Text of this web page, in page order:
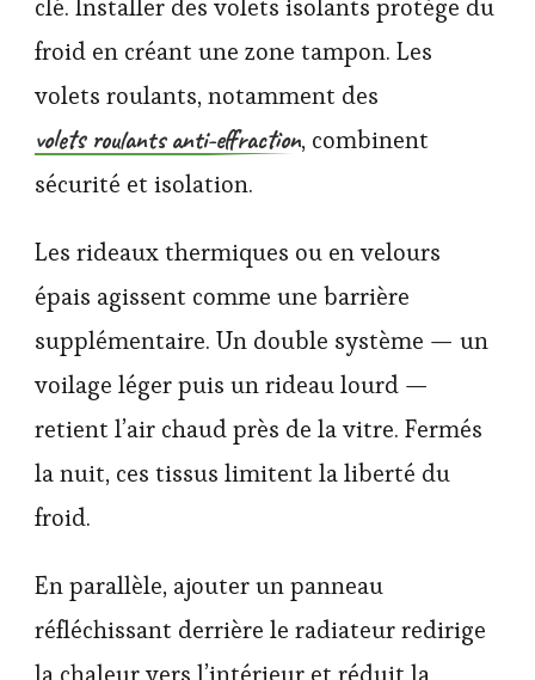
clé. Installer des volets isolants protège du
froid en créant une zone tampon. Les
volets roulants, notamment des
volets roulants anti-effraction, combinent
sécurité et isolation.
Les rideaux thermiques ou en velours
épais agissent comme une barrière
supplémentaire. Un double système — un
voilage léger puis un rideau lourd —
retient l’air chaud près de la vitre. Fermés
la nuit, ces tissus limitent la liberté du
froid.
En parallèle, ajouter un panneau
réfléchissant derrière le radiateur redirige